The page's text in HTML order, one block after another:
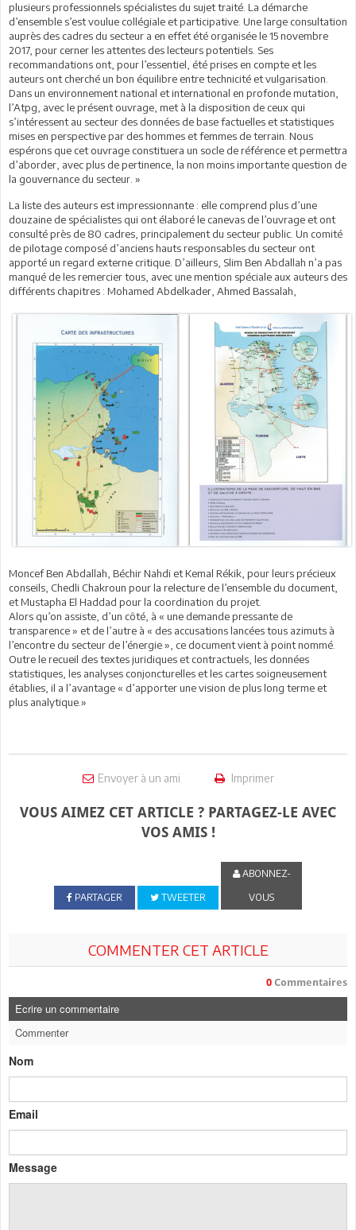
plusieurs professionnels spécialistes du sujet traité. La démarche
d’ensemble s’est voulue collégiale et participative. Une large consultation
auprès des cadres du secteur a en effet été organisée le 15 novembre
2017, pour cerner les attentes des lecteurs potentiels. Ses
recommandations ont, pour l’essentiel, été prises en compte et les
auteurs ont cherché un bon équilibre entre technicité et vulgarisation.
Dans un environnement national et international en profonde mutation,
l’Atpg, avec le présent ouvrage, met à la disposition de ceux qui
s’intéressent au secteur des données de base factuelles et statistiques
mises en perspective par des hommes et femmes de terrain. Nous
espérons que cet ouvrage constituera un socle de référence et permettra
d’aborder, avec plus de pertinence, la non moins importante question de
la gouvernance du secteur. »
La liste des auteurs est impressionnante : elle comprend plus d’une
douzaine de spécialistes qui ont élaboré le canevas de l’ouvrage et ont
consulté près de 80 cadres, principalement du secteur public. Un comité
de pilotage composé d’anciens hauts responsables du secteur ont
apporté un regard externe critique. D’ailleurs, Slim Ben Abdallah n’a pas
manqué de les remercier tous, avec une mention spéciale aux auteurs des
différents chapitres : Mohamed Abdelkader, Ahmed Bassalah,
Moncef Ben Abdallah, Béchir Nahdi et Kemal Rékik, pour leurs précieux
conseils, Chedli Chakroun pour la relecture de l’ensemble du document,
et Mustapha El Haddad pour la coordination du projet.
Alors qu’on assiste, d’un côté, à « une demande pressante de
transparence » et de l’autre à « des accusations lancées tous azimuts à
l’encontre du secteur de l’énergie », ce document vient à point nommé.
Outre le recueil des textes juridiques et contractuels, les données
statistiques, les analyses conjoncturelles et les cartes soigneusement
établies, il a l’avantage « d’apporter une vision de plus long terme et
plus analytique.»
Envoyer à un ami Imprimer
VOUS AIMEZ CET ARTICLE ? PARTAGEZ-LE AVEC
VOS AMIS !
PARTAGER TWEETER
ABONNEZ-
VOUS
COMMENTER CET ARTICLE
0 Commentaires
Ecrire un commentaire
Commenter
Nom
Email
Message